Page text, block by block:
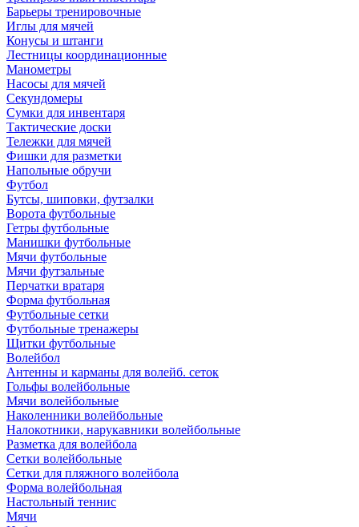
Барьеры тренировочные
Иглы для мячей
Конусы и штанги
Лестницы координационные
Манометры
Насосы для мячей
Секундомеры
Сумки для инвентаря
Тактические доски
Тележки для мячей
Фишки для разметки
Напольные обручи
Футбол
Бутсы, шиповки, футзалки
Ворота футбольные
Гетры футбольные
Манишки футбольные
Мячи футбольные
Мячи футзальные
Перчатки вратаря
Форма футбольная
Футбольные сетки
Футбольные тренажеры
Щитки футбольные
Волейбол
Антенны и карманы для волейб. сеток
Гольфы волейбольные
Мячи волейбольные
Наколенники волейбольные
Налокотники, нарукавники волейбольные
Разметка для волейбола
Сетки волейбольные
Сетки для пляжного волейбола
Форма волейбольная
Настольный теннис
Мячи